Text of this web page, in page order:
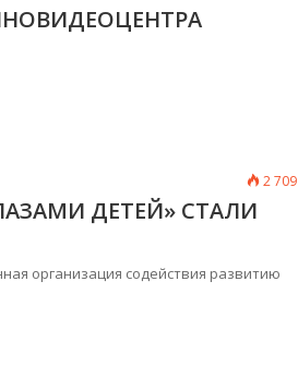
2 709
ДЕТЕЙ» СТАЛИ
организация содействия развитию